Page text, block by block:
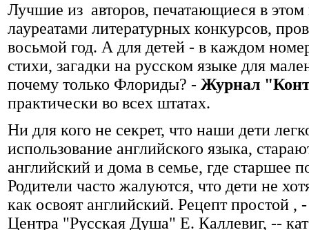
Лучшие из авторов, печатающиеся в этом
лауреатами литературных конкурсов,
восьмой год. А для детей - в каждом
стихи, загадки на русском языке для
почему только Флориды? - Журнал
практически во всех штатах.
Ни для кого не секрет, что наши дети
использование английского языка,
английский и дома в семье, где старшее
Родители часто жалуются, что дети не
как освоят английский. Рецепт простой ,
Центра "Русская Душа" Е. Каллевиг, --